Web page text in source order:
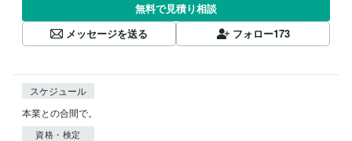
無料で見積り相談
メッセージを送る
フォロー173
スケジュール
本業との合間で。
資格・検定